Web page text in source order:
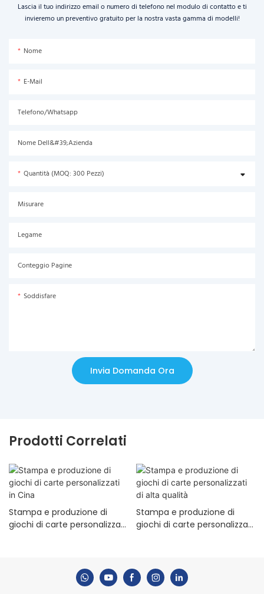
Lascia il tuo indirizzo email o numero di telefono nel modulo di contatto e ti
invieremo un preventivo gratuito per la nostra vasta gamma di modelli!
Nome
E-Mail
Telefono/Whatsapp
Nome Dell&#39;azienda
Quantità (MOQ: 300 Pezzi)
Misurare
Legame
Conteggio Pagine
Soddisfare
Invia Domanda Ora
Prodotti Correlati
Stampa e produzione di
giochi di carte personalizzati
Stampa e produzione di
giochi di carte personalizzati